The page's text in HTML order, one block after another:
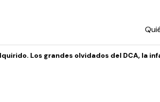
Los grandes olvidados del DCA, la